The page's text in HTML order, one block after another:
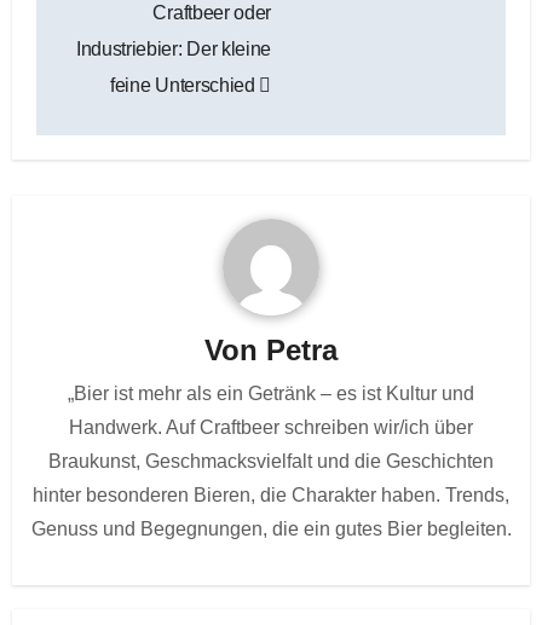
Craftbeer oder
Industriebier: Der kleine
feine Unterschied
Von Petra
„Bier ist mehr als ein Getränk – es ist Kultur und
Handwerk. Auf Craftbeer schreiben wir/ich über
Braukunst, Geschmacksvielfalt und die Geschichten
hinter besonderen Bieren, die Charakter haben. Trends,
Genuss und Begegnungen, die ein gutes Bier begleiten.